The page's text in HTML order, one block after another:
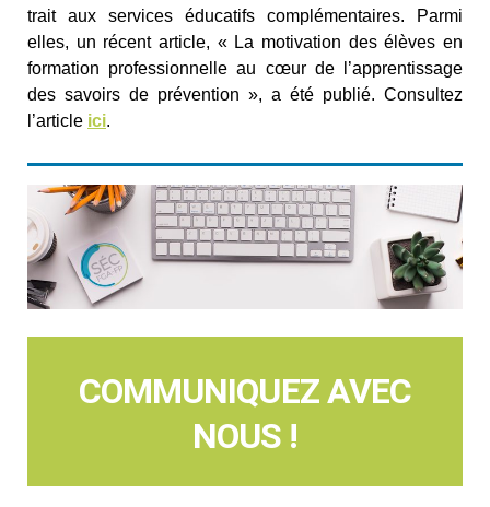
trait aux services éducatifs complémentaires. Parmi
elles, un récent article, « La motivation des élèves en
formation professionnelle au cœur de l’apprentissage
des savoirs de prévention », a été publié. Consultez
l’article ici.
COMMUNIQUEZ AVEC
NOUS !